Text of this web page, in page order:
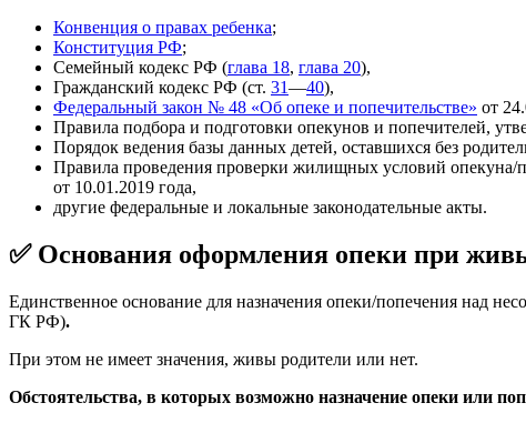
Конвенция о правах ребенка;
Конституция РФ;
Семейный кодекс РФ (глава 18, глава 20),
Гражданский кодекс РФ (ст. 31—40),
Федеральный закон № 48 «Об опеке и попечительстве» от
Правила подбора и подготовки опекунов и попечителей,
Порядок ведения базы данных детей, оставшихся без
Правила проведения проверки жилищных условий опекуна/
от 10.01.2019 года,
другие федеральные и локальные законодательные акты.
✅ Основания оформления опеки при
Единственное основание для назначения опеки/попечения над
ГК РФ).
При этом не имеет значения, живы родители или нет.
Обстоятельства, в которых возможно назначение опеки или